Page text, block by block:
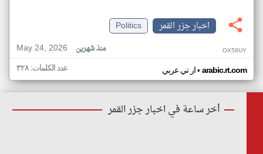
اخبار جزر القمر
Politics
May 24, 2026
منذ شهرين OX58UY
ار تي عربي• arabic.rt.com عدد الكلمات: ٣٢٨
أخر ساعة في اخبار جزر القمر